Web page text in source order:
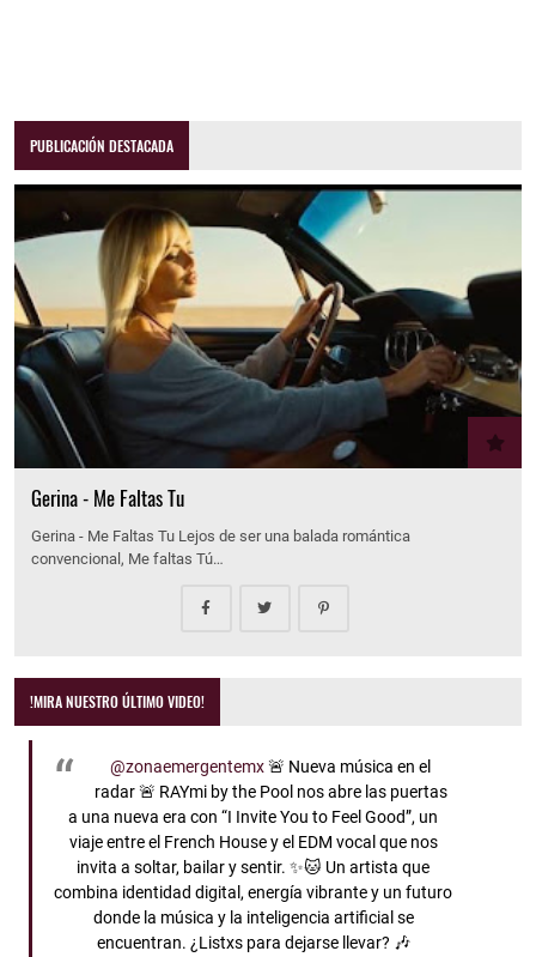
PUBLICACIÓN DESTACADA
Gerina - Me Faltas Tu
Gerina - Me Faltas Tu Lejos de ser una balada romántica
convencional, Me faltas Tú…
!MIRA NUESTRO ÚLTIMO VIDEO!
@zonaemergentemx🚨 Nueva música en el
radar 🚨 RAYmi by the Pool nos abre las puertas
a una nueva era con “I Invite You to Feel Good”, un
viaje entre el French House y el EDM vocal que nos
invita a soltar, bailar y sentir. ✨🐱 Un artista que
combina identidad digital, energía vibrante y un futuro
donde la música y la inteligencia artificial se
encuentran. ¿Listxs para dejarse llevar? 🎶